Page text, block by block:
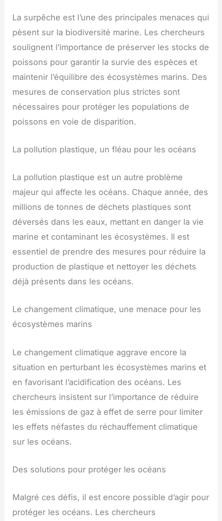
La surpêche est l’une des principales menaces qui
pèsent sur la biodiversité marine. Les chercheurs
soulignent l’importance de préserver les stocks de
poissons pour garantir la survie des espèces et
maintenir l’équilibre des écosystèmes marins. Des
mesures de conservation plus strictes sont
nécessaires pour protéger les populations de
poissons en voie de disparition.
La pollution plastique, un fléau pour les océans
La pollution plastique est un autre problème
majeur qui affecte les océans. Chaque année, des
millions de tonnes de déchets plastiques sont
déversés dans les eaux, mettant en danger la vie
marine et contaminant les écosystèmes. Il est
essentiel de prendre des mesures pour réduire la
production de plastique et nettoyer les déchets
déjà présents dans les océans.
Le changement climatique, une menace pour les
écosystèmes marins
Le changement climatique aggrave encore la
situation en perturbant les écosystèmes marins et
en favorisant l’acidification des océans. Les
chercheurs insistent sur l’importance de réduire
les émissions de gaz à effet de serre pour limiter
les effets néfastes du réchauffement climatique
sur les océans.
Des solutions pour protéger les océans
Malgré ces défis, il est encore possible d’agir pour
protéger les océans. Les chercheurs